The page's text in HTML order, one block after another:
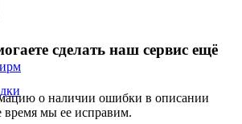
сделать наш сервис ещё
о наличии ошибки в описании
мы ее исправим.